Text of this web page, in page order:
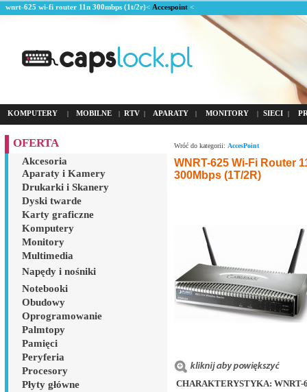
wnrt-625 wi-fi router 11n 300mbps (1t/2r)< Accespoint <
KOMPUTERY | MOBILNE | RTV | APARATY | MONITORY | SIECI |
OFERTA
Akcesoria
Aparaty i Kamery
Drukarki i Skanery
Dyski twarde
Karty graficzne
Komputery
Monitory
Multimedia
Napędy i nośniki
Notebooki
Obudowy
Oprogramowanie
Palmtopy
Pamięci
Peryferia
Procesory
Płyty główne
Wróć do kategorii: AccesPoint
WNRT-625 Wi-Fi Router
300Mbps (1T/2R)
CHARAKTERYSTYKA: WNRT-